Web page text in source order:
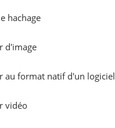
hachage
d'image
au format natif d'un logiciel
vidéo